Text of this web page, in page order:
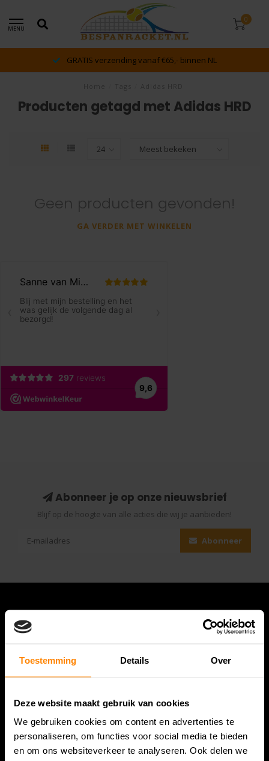
Toestemming Details Over
Deze website maakt gebruik van cookies
We gebruiken cookies om content en advertenties te
personaliseren, om functies voor social media te bieden
en om ons websiteverkeer te analyseren. Ook delen we
MENU
0
GRATIS verzending vanaf €65,- binnen NL
Producten getagd met Adidas HRD
Geen producten gevonden!
GA VERDER MET WINKELEN
Abonneer je op onze nieuwsbrief
Blijf op de hoogte van alle acties die wij je aanbieden!
Abonneer
Bespanracket.nl is dé racketspecialist van Lelystad en
omstreken.